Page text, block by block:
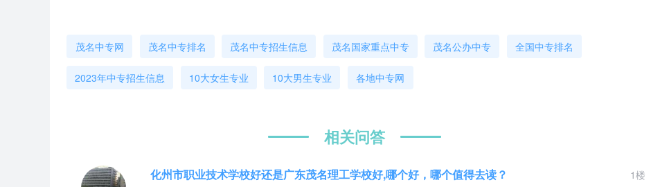
茂名中专网 茂名中专排名 茂名中专招生信息 茂名国家重点中专 茂名公办中专 全国中专排名
2023年中专招生信息 10大女生专业 10大男生专业 各地中专网
相关问答
化州市职业技术学校好还是广东茂名理工学校好,哪个好，哪个值得去读？
1楼